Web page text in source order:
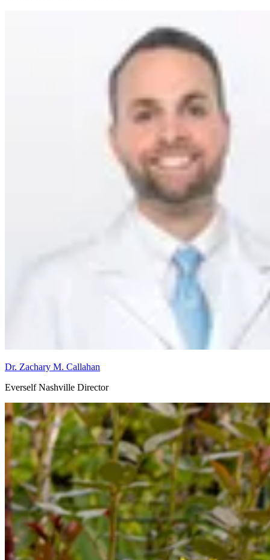
Dr. Zachary M. Callahan
Everself Nashville Director